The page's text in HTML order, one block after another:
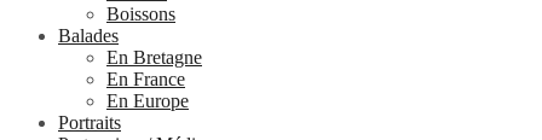
Boissons
Balades
En Bretagne
En France
En Europe
Portraits